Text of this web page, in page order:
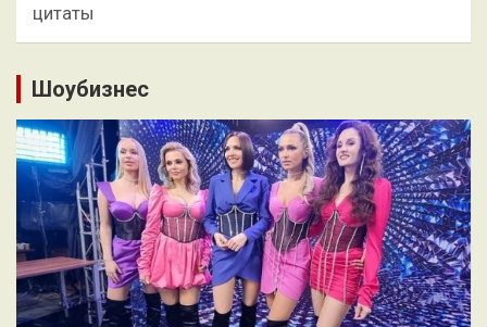
цитаты
Шоубизнес